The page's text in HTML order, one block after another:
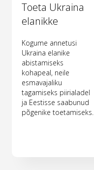
Toeta Ukraina
elanikke
Kogume annetusi
Ukraina elanike
abistamiseks
kohapeal, neile
esmavajaliku
tagamiseks piirialadel
ja Eestisse saabunud
põgenike toetamiseks.